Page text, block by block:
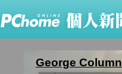
George Column